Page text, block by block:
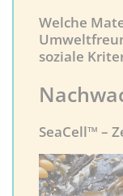
Welche
soziale
SeaCell™ –